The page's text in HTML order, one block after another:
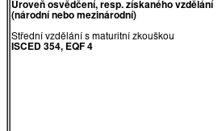
Úroveň osvědčení, resp. získaného vzdělání
(národní nebo mezinárodní)
Střední vzdělání s maturitní zkouškou
ISCED 354, EQF 4